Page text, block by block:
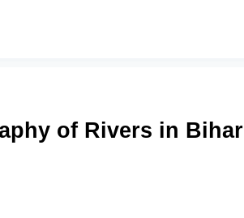
of Rivers in Bihar